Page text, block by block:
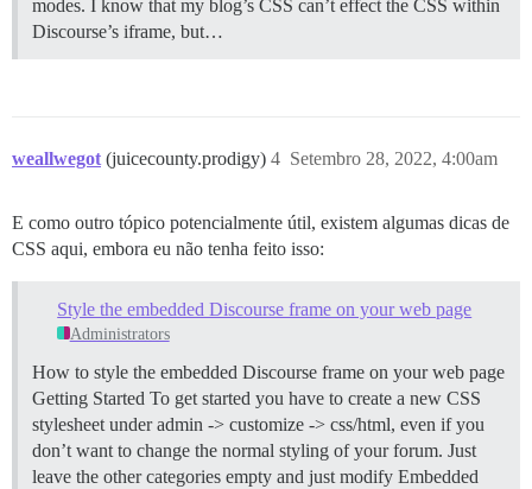
modes. I know that my blog’s CSS can’t effect the CSS within
Discourse’s iframe, but…
weallwegot (juicecounty.prodigy) Setembro 28, 2022, 4:00am
4
E como outro tópico potencialmente útil, existem algumas dicas de
CSS aqui, embora eu não tenha feito isso:
Style the embedded Discourse frame on your web page
Administrators
How to style the embedded Discourse frame on your web page
Getting Started To get started you have to create a new CSS
stylesheet under admin -> customize -> css/html, even if you
don’t want to change the normal styling of your forum. Just
leave the other categories empty and just modify Embedded